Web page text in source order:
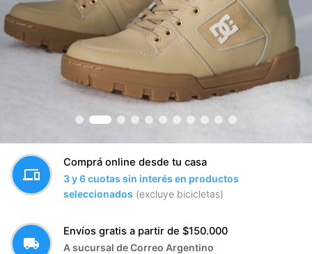
VER PRODUCTOS
devices
Comprá online desde tu casa
3 y 6 cuotas sin interés en productos
seleccionados (excluye bicicletas)
local_shipping
Envíos gratis a partir de $150.000
A sucursal de Correo Argentino